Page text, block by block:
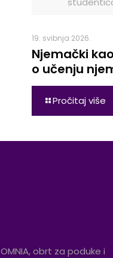
19. svibnja 2026.
Njemački
o učenju
Pročitaj više
OMNIA, obrt za poduke i